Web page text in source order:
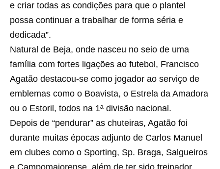
e criar todas as condições para que o plantel
possa continuar a trabalhar de forma séria e
dedicada”.
Natural de Beja, onde nasceu no seio de uma
família com fortes ligações ao futebol, Francisco
Agatão destacou-se como jogador ao serviço de
emblemas como o Boavista, o Estrela da Amadora
ou o Estoril, todos na 1ª divisão nacional.
Depois de “pendurar” as chuteiras, Agatão foi
durante muitas épocas adjunto de Carlos Manuel
em clubes como o Sporting, Sp. Braga, Salgueiros